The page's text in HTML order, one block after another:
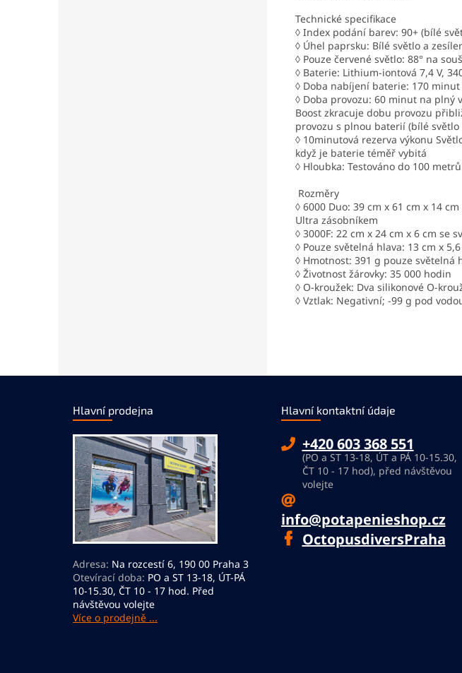
Technické specifikace
◊ Index podání barev: 90+ (bílé
◊ Úhel paprsku: Bílé světlo a
◊ Pouze červené světlo: 88° na
◊ Baterie: Lithium-iontová 7,4 V,
◊ Doba nabíjení baterie: 170 minut
◊ Doba provozu: 60 minut na plný
Boost zkracuje dobu provozu
provozu s plnou baterií (bílé světlo
◊ 10minutová rezerva výkonu
když je baterie téměř vybitá
◊ Hloubka: Testováno do 100 metrů
Rozměry
◊ 6000 Duo: 39 cm x 61 cm x 14
Ultra zásobníkem
◊ 3000F: 22 cm x 24 cm x 6 cm se
◊ Pouze světelná hlava: 13 cm x
◊ Hmotnost: 391 g pouze světelná
◊ Životnost žárovky: 35 000 hodin
◊ O-kroužek: Dva silikonové O-
◊ Vztlak: Negativní; -99 g pod
Hlavní prodejna
Adresa: Na rozcestí 6, 190 00 Praha 3
Otevírací doba: PO a ST 13-18, ÚT-PÁ
10-15.30, ČT 10 - 17 hod. Před
návštěvou volejte
Více o prodejně ...
Hlavní kontaktní údaje
+420 603 368 551
(PO a ST 13-18, ÚT a PÁ 10-15.30,
ČT 10 - 17 hod), před návštěvou
volejte
info@potapenieshop.cz
OctopusdiversPraha